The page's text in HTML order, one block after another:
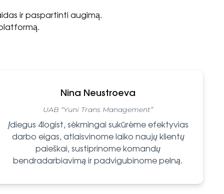
ir paspartinti augimą.
Nina Neustroeva
UAB “Yuni Trans Management”
Įdiegus 4logist, sėkmingai sukūrėme efektyvias
darbo eigas, atlaisvinome laiko naujų klientų
paieškai, sustiprinome komandų
bendradarbiavimą ir padvigubinome pelną.